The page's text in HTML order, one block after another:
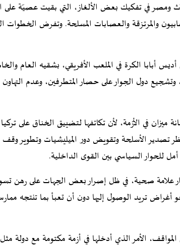
ومصر في تفكيك بعض الألغاز، التي بقيت عصيّة على
والمرتزقة والعصابات المسلحة. وتفرض
أبابا الكرة في الملعب الأفريقي، بشقيه العام
وتشجيع دول الجوار على حصار المتطرفين، وعدم
ميزان في الأزمة، لأن تكاتفها لتضييق الخناق على
تصدير الأسلحة وتقويض دور الميليشيات وتطوير
للحوار السياسي بين القوى الداخلية.
علامة صحية، في ظل إصرار بعض الجهات على رهن
أغراض تريد الوصول إليها دون أن تعبأ بما تنتجه
الأمر الذي أدخلها في أزمة مكتومة مع دولة